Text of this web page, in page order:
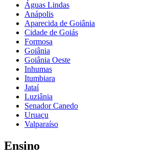
Águas Lindas
Anápolis
Aparecida de Goiânia
Cidade de Goiás
Formosa
Goiânia
Goiânia Oeste
Inhumas
Itumbiara
Jataí
Luziânia
Senador Canedo
Uruaçu
Valparaíso
Ensino